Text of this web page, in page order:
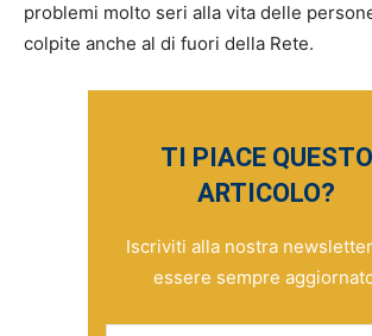
problemi molto seri alla vita delle
colpite anche al di fuori della Rete.
TI PIACE QUESTO
ARTICOLO?
Iscriviti alla nostra
essere sempre